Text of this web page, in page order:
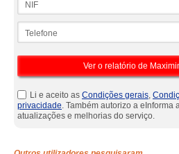
Li e aceito as Condições gerais,
privacidade. Também autorizo a eInforma
atualizações e melhorias do serviço.